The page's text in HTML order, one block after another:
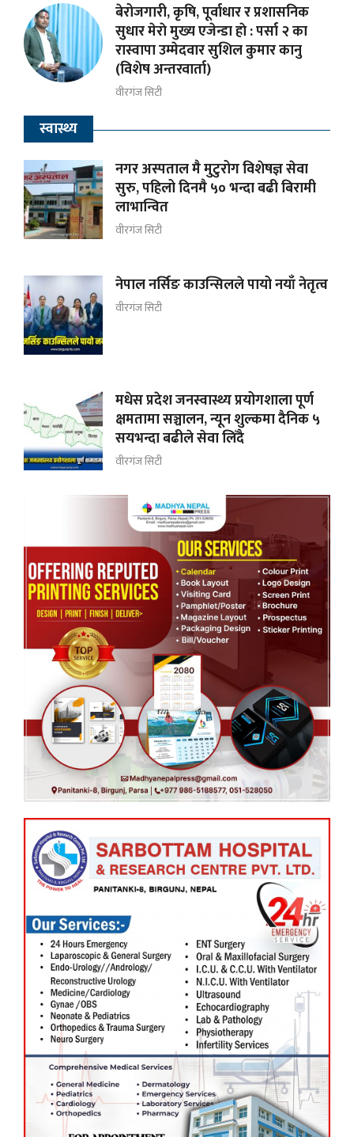
बेरोजगारी, कृषि, पूर्वाधार र प्रशासनिक
सुधार मेराे मुख्य एजेन्डा हाे : पर्सा २ का
रास्वापा उम्मेदवार सुशिल कुमार कानु
(विशेष अन्तरवार्ता)
वीरगंज सिटी
स्वास्थ्य
नगर अस्पताल मै मुटुरोग विशेषज्ञ सेवा
सुरु, पहिलो दिनमै ५० भन्दा बढी बिरामी
लाभान्वित
वीरगंज सिटी
नेपाल नर्सिङ काउन्सिलले पायो नयाँ नेतृत्व
वीरगंज सिटी
मधेस प्रदेश जनस्वास्थ्य प्रयोगशाला पूर्ण
क्षमतामा सञ्चालन, न्यून शुल्कमा दैनिक ५
सयभन्दा बढीले सेवा लिँदै
वीरगंज सिटी